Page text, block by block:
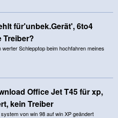
für'unbek.Gerät', 6to4
Treiber?
Schlepptop beim hochfahren meines
Office Jet T45 für xp,
kein Treiber
von win 98 auf win XP geändert